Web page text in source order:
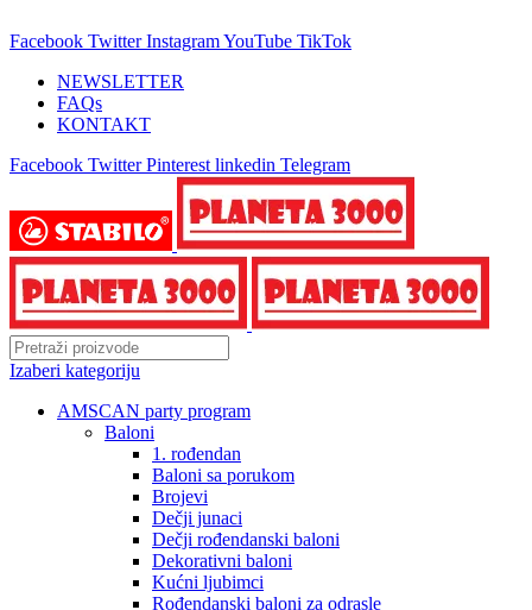
Facebook Twitter InstagramYouTube TikTok
NEWSLETTER
FAQs
KONTAKT
Facebook Twitter Pinterest linkedin Telegram
Izaberi kategoriju
AMSCAN party program
Baloni
1. rođendan
Baloni sa porukom
Brojevi
Dečji junaci
Dečji rođendanski baloni
Dekorativni baloni
Kućni ljubimci
Rođendanski baloni za odrasle